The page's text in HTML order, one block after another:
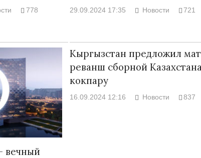
778 29.09.2024 17:35 Новости 721
вечный
Кыргызстан предложил
реванш сборной
кокпару
16.09.2024 12:16 Новости 837
Народ выбрал свет
17.10.2024 17:00 29972
Странная
Дарига не
30.10.2024